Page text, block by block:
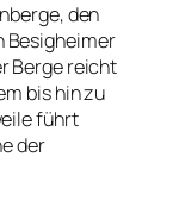
den
Besigheimer
Berge reicht
bis hin zu
führt
der